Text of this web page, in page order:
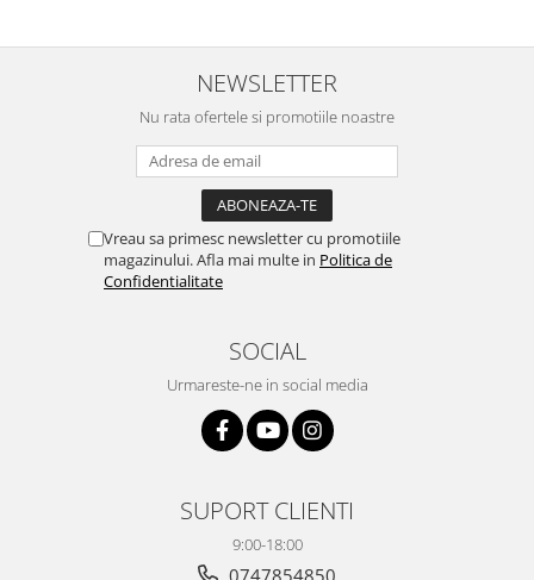
NEWSLETTER
Nu rata ofertele si promotiile noastre
Vreau sa primesc newsletter cu promotiile
magazinului. Afla mai multe in Politica de
Confidentialitate
SOCIAL
Urmareste-ne in social media
SUPORT CLIENTI
9:00-18:00